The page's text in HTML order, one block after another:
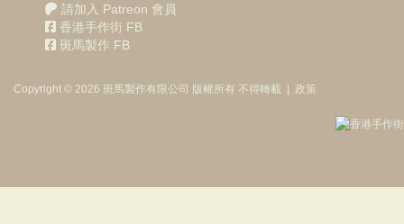
請加入 Patreon 會員
香港手作街 FB
斑馬製作 FB
Copyright © 2026 斑馬製作有限公司 版權所有 不得轉載 政策